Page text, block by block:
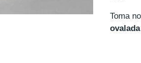
Toma